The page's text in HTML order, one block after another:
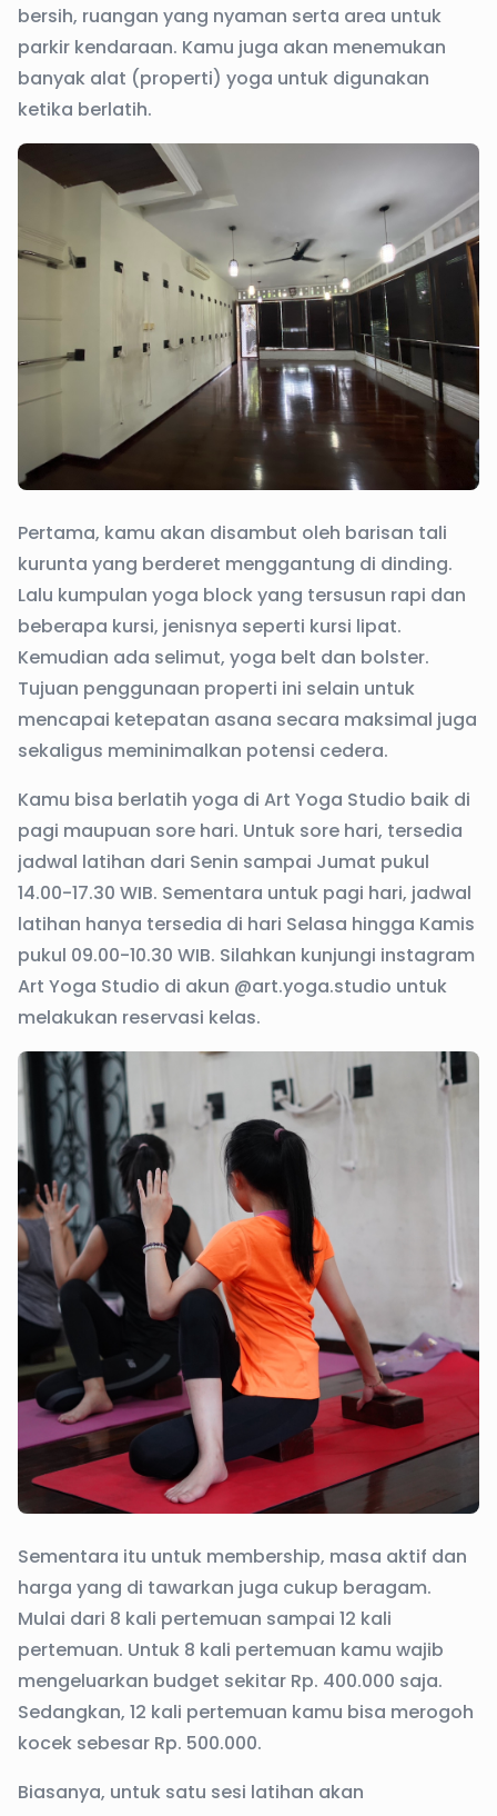
bersih, ruangan yang nyaman serta area untuk
parkir kendaraan. Kamu juga akan menemukan
banyak alat (properti) yoga untuk digunakan
ketika berlatih.
Pertama, kamu akan disambut oleh barisan tali
kurunta yang berderet menggantung di dinding.
Lalu kumpulan yoga block yang tersusun rapi dan
beberapa kursi, jenisnya seperti kursi lipat.
Kemudian ada selimut, yoga belt dan bolster.
Tujuan penggunaan properti ini selain untuk
mencapai ketepatan asana secara maksimal juga
sekaligus meminimalkan potensi cedera.
Kamu bisa berlatih yoga di Art Yoga Studio baik di
pagi maupuan sore hari. Untuk sore hari, tersedia
jadwal latihan dari Senin sampai Jumat pukul
14.00-17.30 WIB. Sementara untuk pagi hari, jadwal
latihan hanya tersedia di hari Selasa hingga Kamis
pukul 09.00-10.30 WIB. Silahkan kunjungi instagram
Art Yoga Studio di akun @art.yoga.studio untuk
melakukan reservasi kelas.
Sementara itu untuk membership, masa aktif dan
harga yang di tawarkan juga cukup beragam.
Mulai dari 8 kali pertemuan sampai 12 kali
pertemuan. Untuk 8 kali pertemuan kamu wajib
mengeluarkan budget sekitar Rp. 400.000 saja.
Sedangkan, 12 kali pertemuan kamu bisa merogoh
kocek sebesar Rp. 500.000.
Biasanya, untuk satu sesi latihan akan